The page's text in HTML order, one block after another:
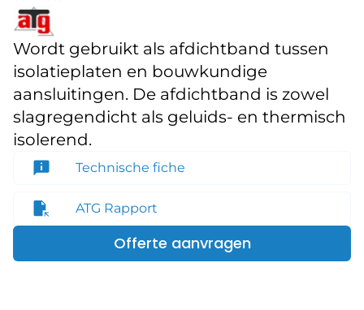
Wordt gebruikt als afdichtband tussen
isolatieplaten en bouwkundige
aansluitingen. De afdichtband is zowel
slagregendicht als geluids- en thermisch
isolerend.
Technische fiche
ATG Rapport
Offerte aanvragen